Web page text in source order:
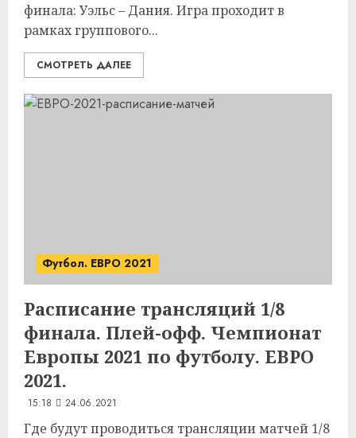
финала: Уэльс – Дания. Игра проходит в
рамках группового...
СМОТРЕТЬ ДАЛЕЕ
Футбол. ЕВРО 2021
Расписание трансляций 1/8
финала. Плей-офф. Чемпионат
Европы 2021 по футболу. ЕВРО
2021.
15:18 24.06.2021
Где будут проводиться трансляции матчей 1/8